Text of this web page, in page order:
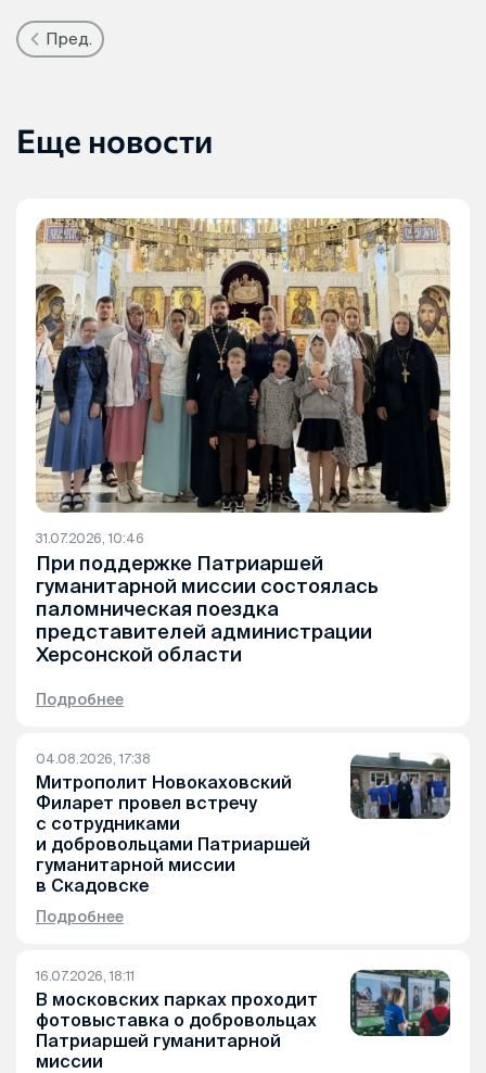
Пред.
Еще новости
31.07.2026, 10:46
При поддержке Патриаршей
гуманитарной миссии состоялась
паломническая поездка
представителей администрации
Херсонской области
Подробнее
04.08.2026, 17:38
Митрополит Новокаховский
Филарет провел встречу
с сотрудниками
и добровольцами Патриаршей
гуманитарной миссии
в Скадовске
Подробнее
16.07.2026, 18:11
В московских парках проходит
фотовыставка о добровольцах
Патриаршей гуманитарной
миссии